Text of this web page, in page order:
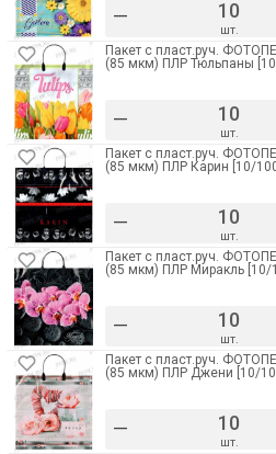
– шт.
Пакет с пласт.руч.
(85 мкм) ПЛР Тюльпаны
– шт.
Пакет с пласт.руч.
(85 мкм) ПЛР Карин [10/
– шт.
Пакет с пласт.руч.
(85 мкм) ПЛР Миракль [10/
– шт.
Пакет с пласт.руч.
(85 мкм) ПЛР Джени [10/
– шт.